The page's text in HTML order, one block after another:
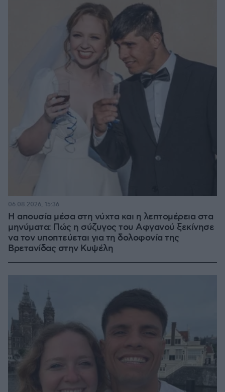
Η απουσία μέσα στη νύχτα και η λεπτομέρεια στα
μηνύματα: Πώς η σύζυγος του Αφγανού ξεκίνησε
να τον υποπτεύεται για τη δολοφονία της
Βρετανίδας στην Κυψέλη
06.08.2026, 15:36